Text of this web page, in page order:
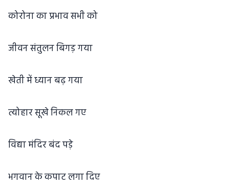
कोरोना का प्रभाव सभी को
जीवन संतुलन बिगड़ गया
खेती में ध्यान बढ़ गया
त्योहार सूखे निकल गए
विद्या मंदिर बंद पड़े
भगवान के कपाट लगा दिए